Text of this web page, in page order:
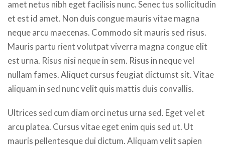
amet netus nibh eget facilisis nunc. Senec tus sollicitudin
et est id amet. Non duis congue mauris vitae magna
neque arcu maecenas. Commodo sit mauris sed risus.
Mauris partu rient volutpat viverra magna congue elit
est urna. Risus nisi neque in sem. Risus in neque vel
nullam fames. Aliquet cursus feugiat dictumst sit. Vitae
aliquam in sed nunc velit quis mattis duis convallis.
Ultrices sed cum diam orci netus urna sed. Eget vel et
arcu platea. Cursus vitae eget enim quis sed ut. Ut
mauris pellentesque dui dictum. Aliquam velit sapien